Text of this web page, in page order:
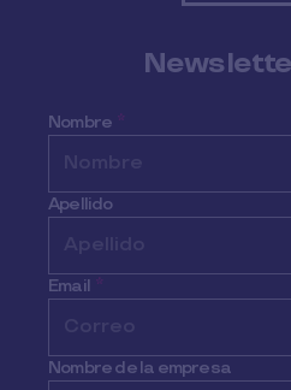
Nombre *
Apellido
Email *
Nombre de la empresa